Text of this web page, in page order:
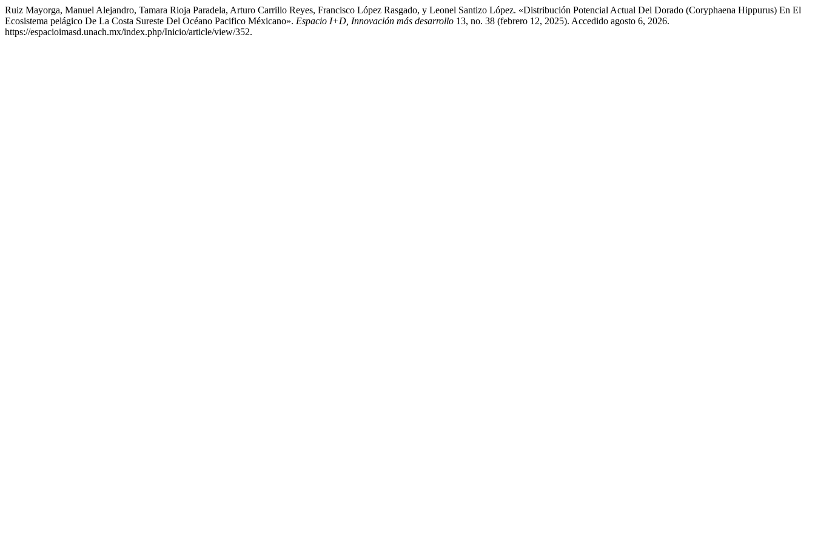
Ruiz Mayorga, Manuel Alejandro, Tamara Rioja Paradela, Arturo Carrillo Reyes, Francisco López Rasgado, y Leonel Santizo López. «Distribución Potencial Actual Del Dorado (Coryphaena Hippurus) En El
Ecosistema pelágico De La Costa Sureste Del Océano Pacifico Méxicano». Espacio I+D, Innovación más desarrollo 13, no. 38 (febrero 12, 2025). Accedido agosto 6, 2026.
https://espacioimasd.unach.mx/index.php/Inicio/article/view/352.